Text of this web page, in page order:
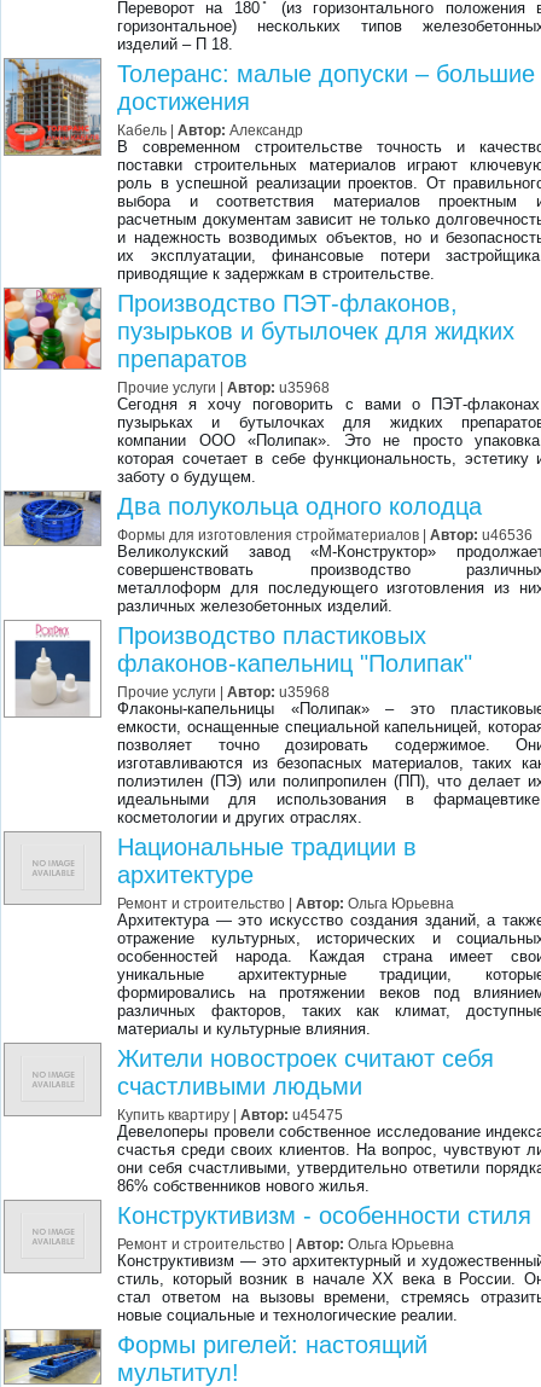
Переворот на 180 ̊ (из горизонтального положения
горизонтальное) нескольких типов
изделий – П 18.
Толеранс: малые допуски – большие
достижения
Кабель |Автор: Александр
В современном строительстве точность и
поставки строительных материалов играют
роль в успешной реализации проектов. От
выбора и соответствия материалов проектным
расчетным документам зависит не только
и надежность возводимых объектов, но и
их эксплуатации, финансовые потери
приводящие к задержкам в строительстве.
Производство ПЭТ-флаконов,
пузырьков и бутылочек для жидких
препаратов
Прочие услуги |Автор: u35968
Сегодня я хочу поговорить с вами о ПЭТ-
пузырьках и бутылочках для жидких
компании ООО «Полипак». Это не просто
которая сочетает в себе функциональность, эстетику
заботу о будущем.
Два полукольца одного колодца
Формы для изготовления стройматериалов |Автор: u46536
Великолукский завод «М-Конструктор»
совершенствовать производство
металлоформ для последующего изготовления из
различных железобетонных изделий.
Производство пластиковых
флаконов-капельниц "Полипак"
Прочие услуги |Автор: u35968
Флаконы-капельницы «Полипак» – это
емкости, оснащенные специальной капельницей,
позволяет точно дозировать содержимое.
изготавливаются из безопасных материалов, таких
полиэтилен (ПЭ) или полипропилен (ПП), что делает
идеальными для использования в
косметологии и других отраслях.
Национальные традиции в
архитектуре
Ремонт и строительство |Автор: Ольга Юрьевна
Архитектура — это искусство создания зданий, а
отражение культурных, исторических и
особенностей народа. Каждая страна имеет
уникальные архитектурные традиции,
формировались на протяжении веков под
различных факторов, таких как климат,
материалы и культурные влияния.
Жители новостроек считают себя
счастливыми людьми
Купить квартиру |Автор: u45475
Девелоперы провели собственное исследование
счастья среди своих клиентов. На вопрос, чувствуют
они себя счастливыми, утвердительно ответили
86% собственников нового жилья.
Конструктивизм - особенности стиля
Ремонт и строительство |Автор: Ольга Юрьевна
Конструктивизм — это архитектурный и
стиль, который возник в начале XX века в России.
стал ответом на вызовы времени, стремясь
новые социальные и технологические реалии.
Формы ригелей: настоящий
мультитул!